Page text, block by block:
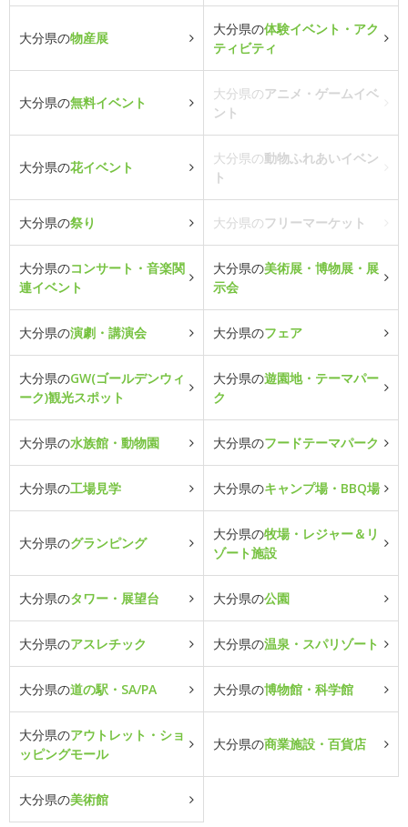
大分県の物産展
大分県の体験イベント・アク
ティビティ
大分県の無料イベント
大分県のアニメ・ゲームイベ
ント
大分県の花イベント
大分県の動物ふれあいイベン
ト
大分県の祭り 大分県のフリーマーケット
大分県のコンサート・音楽関
連イベント
大分県の美術展・博物展・展
示会
大分県の演劇・講演会 大分県のフェア
大分県のGW(ゴールデンウィ
ーク)観光スポット
大分県の遊園地・テーマパー
ク
大分県の水族館・動物園 大分県のフードテーマパーク
大分県の工場見学 大分県のキャンプ場・BBQ場
大分県のグランピング
大分県の牧場・レジャー＆リ
ゾート施設
大分県のタワー・展望台 大分県の公園
大分県のアスレチック 大分県の温泉・スパリゾート
大分県の道の駅・SA/PA 大分県の博物館・科学館
大分県のアウトレット・ショ
ッピングモール
大分県の商業施設・百貨店
大分県の美術館